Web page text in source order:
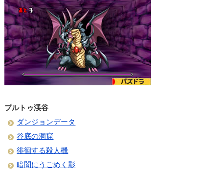
プルトゥ渓谷
ダンジョンデータ
谷底の洞窟
徘徊する殺人機
暗闇にうごめく影